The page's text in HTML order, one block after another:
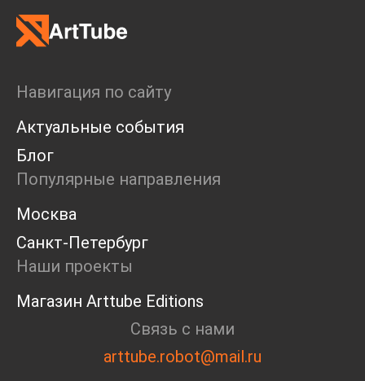
Мастерские
Дискуссия
Пост-релиз
Маркет
Интервью
Open call
Экскурсия
Дискуссия
Cosmoscow 2024
Blazar 2024
Встречи
Круглый стол
Навигация по сайту
Актуальные события
Блог
Популярные направления
Москва
Санкт-Петербург
Наши проекты
Магазин Arttube Editions
Связь с нами
arttube.robot@mail.ru